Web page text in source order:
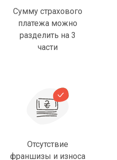
Сумму страхового
платежа можно
разделить на 3
части
Отсутствие
франшизы и износа